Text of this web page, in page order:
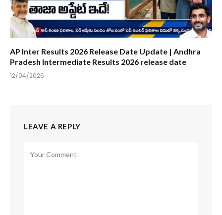
AP Inter Results 2026 Release Date Update | Andhra
Pradesh Intermediate Results 2026 release date
12/04/2026
LEAVE A REPLY